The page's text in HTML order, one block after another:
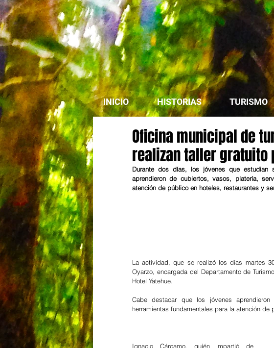
INICIO HISTORIAS TURISMO
Oficina municipal de
realizan taller gratuito
Durante dos días, los jóvenes que estudian
aprendieron de cubiertos, vasos, platería,
atención de público en hoteles, restaurantes y
La actividad, que se realizó los días martes
Oyarzo, encargada del Departamento de
Hotel Yatehue.
Cabe destacar que los jóvenes
herramientas fundamentales para la atención
Ignacio Cárcamo, quién impartió de